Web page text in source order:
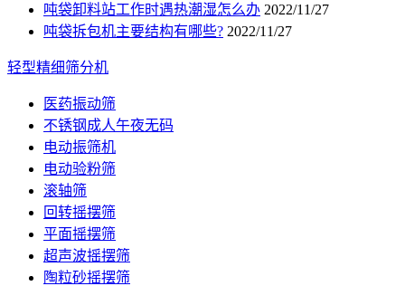
吨袋卸料站工作时遇热潮湿怎么办 2022/11/27
吨袋拆包机主要结构有哪些? 2022/11/27
轻型精细筛分机
医药振动筛
不锈钢成人午夜无码
电动振筛机
电动验粉筛
滚轴筛
回转摇摆筛
平面摇摆筛
超声波摇摆筛
陶粒砂摇摆筛